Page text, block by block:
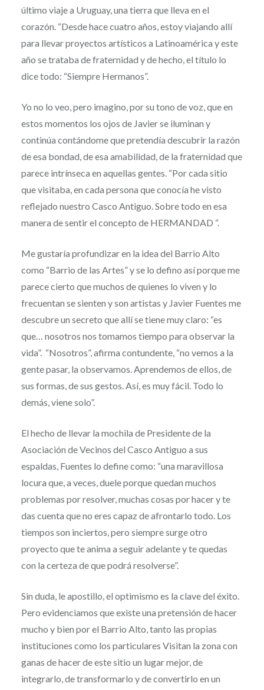
último viaje a Uruguay, una tierra que lleva en el
corazón. “Desde hace cuatro años, estoy viajando allí
para llevar proyectos artísticos a Latinoamérica y este
año se trataba de fraternidad y de hecho, el título lo
dice todo: “Siempre Hermanos”.
Yo no lo veo, pero imagino, por su tono de voz, que en
estos momentos los ojos de Javier se iluminan y
continúa contándome que pretendía descubrir la razón
de esa bondad, de esa amabilidad, de la fraternidad que
parece intrínseca en aquellas gentes. “Por cada sitio
que visitaba, en cada persona que conocía he visto
reflejado nuestro Casco Antiguo. Sobre todo en esa
manera de sentir el concepto de HERMANDAD “.
Me gustaría profundizar en la idea del Barrio Alto
como “Barrio de las Artes” y se lo defino así porque me
parece cierto que muchos de quienes lo viven y lo
frecuentan se sienten y son artistas y Javier Fuentes me
descubre un secreto que allí se tiene muy claro: “es
que… nosotros nos tomamos tiempo para observar la
vida”. “Nosotros”, afirma contundente, “no vemos a la
gente pasar, la observamos. Aprendemos de ellos, de
sus formas, de sus gestos. Así, es muy fácil. Todo lo
demás, viene solo”.
El hecho de llevar la mochila de Presidente de la
Asociación de Vecinos del Casco Antiguo a sus
espaldas, Fuentes lo define como: “una maravillosa
locura que, a veces, duele porque quedan muchos
problemas por resolver, muchas cosas por hacer y te
das cuenta que no eres capaz de afrontarlo todo. Los
tiempos son inciertos, pero siempre surge otro
proyecto que te anima a seguir adelante y te quedas
con la certeza de que podrá resolverse”.
Sin duda, le apostillo, el optimismo es la clave del éxito.
Pero evidenciamos que existe una pretensión de hacer
mucho y bien por el Barrio Alto, tanto las propias
instituciones como los particulares Visitan la zona con
ganas de hacer de este sitio un lugar mejor, de
integrarlo, de transformarlo y de convertirlo en un